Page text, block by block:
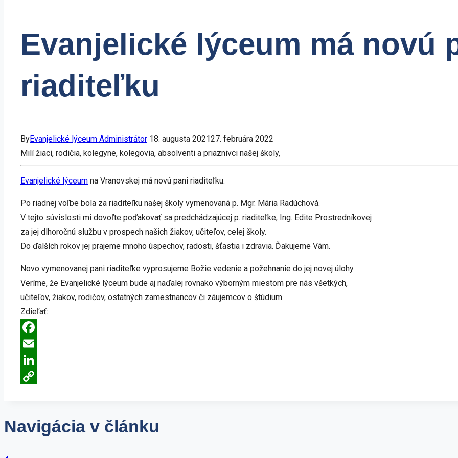
Evanjelické lýceum má novú
riaditeľku
ByEvanjelické lýceum Administrátor 18. augusta 202127. februára 2022
Milí žiaci, rodičia, kolegyne, kolegovia, absolventi a priaznivci našej školy,
Evanjelické lýceum na Vranovskej má novú pani riaditeľku.
Po riadnej voľbe bola za riaditeľku našej školy vymenovaná p. Mgr. Mária Radúchová.
V tejto súvislosti mi dovoľte poďakovať sa predchádzajúcej p. riaditeľke, Ing. Edite Prostredníkovej
za jej dlhoročnú službu v prospech našich žiakov, učiteľov, celej školy.
Do ďalších rokov jej prajeme mnoho úspechov, radosti, šťastia i zdravia. Ďakujeme Vám.
Novo vymenovanej pani riaditeľke vyprosujeme Božie vedenie a požehnanie do jej novej úlohy.
Veríme, že Evanjelické lýceum bude aj naďalej rovnako výborným miestom pre nás všetkých,
učiteľov, žiakov, rodičov, ostatných zamestnancov či záujemcov o štúdium.
Zdieľať:
Facebook
Email
LinkedIn
Navigácia v článku